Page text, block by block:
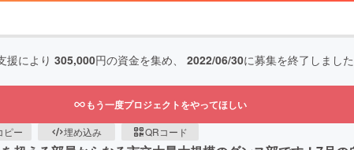
援により 305,000円の資金を集め、 2022/06/30に募集を終了しました
もう一度プロジェクトをやってほしい
ピー 埋め込み QRコード